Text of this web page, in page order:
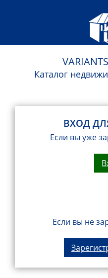
Каталог
ВХОД
Если вы уже
Если вы не